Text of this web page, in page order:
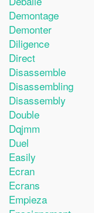
Demontage
Demonter
Diligence
Direct
Disassemble
Disassembling
Disassembly
Double
Dqjmm
Duel
Easily
Ecran
Ecrans
Empieza